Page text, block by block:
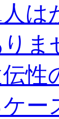
人
ま
伝
ー